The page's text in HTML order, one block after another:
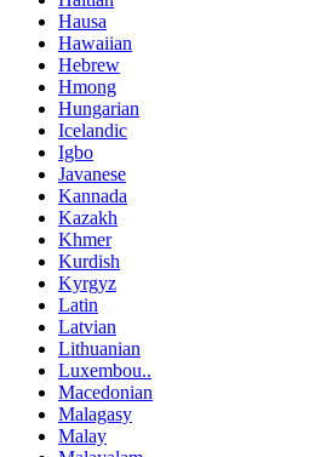
Hausa
Hawaiian
Hebrew
Hmong
Hungarian
Icelandic
Igbo
Javanese
Kannada
Kazakh
Khmer
Kurdish
Kyrgyz
Latin
Latvian
Lithuanian
Luxembou..
Macedonian
Malagasy
Malay